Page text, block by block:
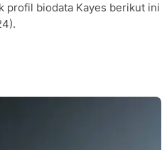
profil biodata Kayes berikut ini